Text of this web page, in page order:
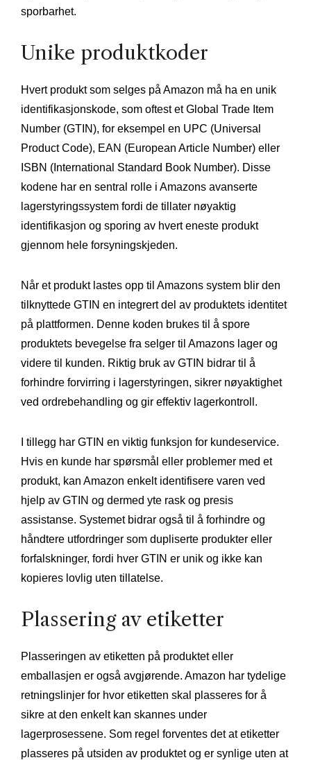
sporbarhet.
Unike produktkoder
Hvert produkt som selges på Amazon må ha en unik
identifikasjonskode, som oftest et Global Trade Item
Number (GTIN), for eksempel en UPC (Universal
Product Code), EAN (European Article Number) eller
ISBN (International Standard Book Number). Disse
kodene har en sentral rolle i Amazons avanserte
lagerstyringssystem fordi de tillater nøyaktig
identifikasjon og sporing av hvert eneste produkt
gjennom hele forsyningskjeden.
Når et produkt lastes opp til Amazons system blir den
tilknyttede GTIN en integrert del av produktets identitet
på plattformen. Denne koden brukes til å spore
produktets bevegelse fra selger til Amazons lager og
videre til kunden. Riktig bruk av GTIN bidrar til å
forhindre forvirring i lagerstyringen, sikrer nøyaktighet
ved ordrebehandling og gir effektiv lagerkontroll.
I tillegg har GTIN en viktig funksjon for kundeservice.
Hvis en kunde har spørsmål eller problemer med et
produkt, kan Amazon enkelt identifisere varen ved
hjelp av GTIN og dermed yte rask og presis
assistanse. Systemet bidrar også til å forhindre og
håndtere utfordringer som dupliserte produkter eller
forfalskninger, fordi hver GTIN er unik og ikke kan
kopieres lovlig uten tillatelse.
Plassering av etiketter
Plasseringen av etiketten på produktet eller
emballasjen er også avgjørende. Amazon har tydelige
retningslinjer for hvor etiketten skal plasseres for å
sikre at den enkelt kan skannes under
lagerprosessene. Som regel forventes det at etiketter
plasseres på utsiden av produktet og er synlige uten at